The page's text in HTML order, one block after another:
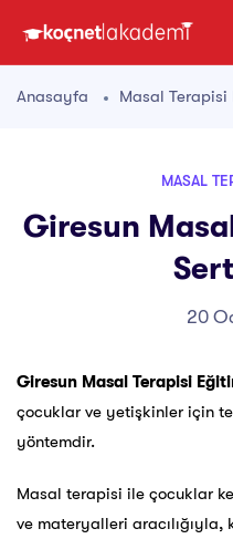
Anasayfa Masal Terapisi
MASAL
Giresun
20
Giresun Masal Terapisi
çocuklar ve yetişkinler için
yöntemdir.
Masal terapisi ile çocuklar
ve materyalleri